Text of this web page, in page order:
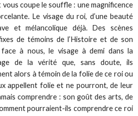
coupe le souffle : une magnificence
Le visage du roi, d’une beauté
et mélancolique déjà. Des scènes
de témoins de l’Histoire et de son
face à nous, le visage à demi dans la
de la vérité que, sans doute, ils
alors à témoin de la folie de ce roi ou
appellent folie et ne pourront, de leur
comprendre : son goût des arts, de
pourraient-ils comprendre ce roi